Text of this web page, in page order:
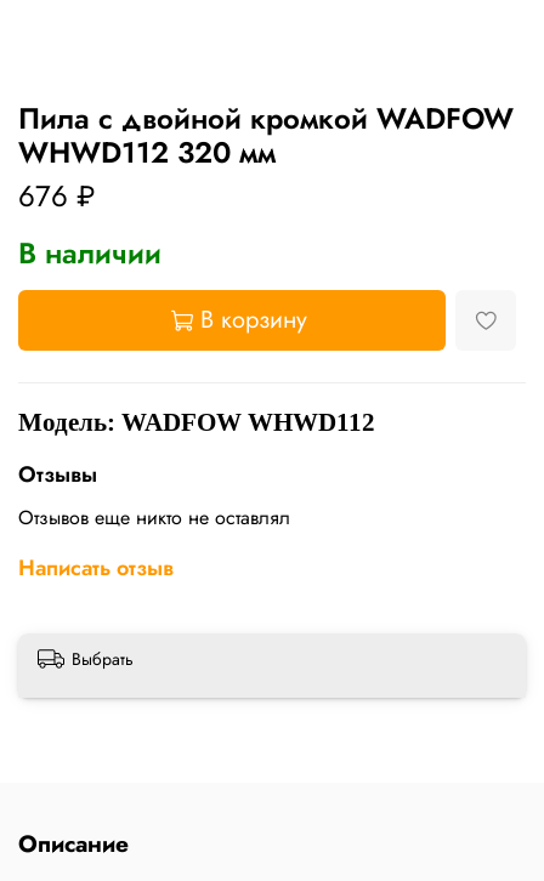
Пила с двойной кромкой WADFOW
WHWD112 320 мм
676 ₽
В наличии
В корзину
Модель: WADFOW WHWD112
Отзывы
Отзывов еще никто не оставлял
Написать отзыв
Выбрать
Описание